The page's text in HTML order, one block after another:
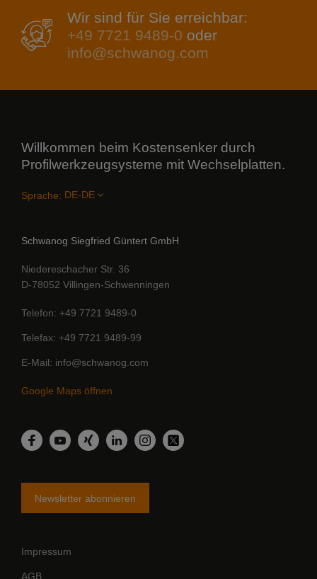
Wir sind für Sie erreichbar:
+49 7721 9489-0 oder
info@schwanog.com
Willkommen beim Kostensenker durch
Profilwerkzeugsysteme mit Wechselplatten.
Sprache:
Schwanog Siegfried Güntert GmbH
Niedereschacher Str. 36
D-78052 Villingen-Schwenningen
Telefon +49 7721 9489-0
Telefax +49 7721 9489-99
E-Mail info@schwanog.com
Google Maps öffnen
Facebook
YouTubeXing LinkedInInstagram
Twitter
Newsletter abonnieren
Impressum
AGB